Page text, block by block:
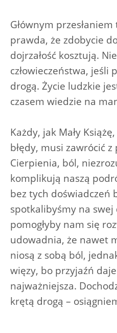
Głównym
prawda, że zdobycie
dojrzałość kosztują.
człowieczeństwa, jeśli
drogą. Życie ludzkie
czasem wiedzie na
Każdy, jak Mały
błędy, musi zawrócić
Cierpienia, ból,
komplikują naszą
bez tych doświadczeń
spotkalibyśmy na
pomogłyby nam się
udowadnia, że nawet
niosą z sobą ból,
więzy, bo przyjaźń
najważniejsza.
krętą drogą –